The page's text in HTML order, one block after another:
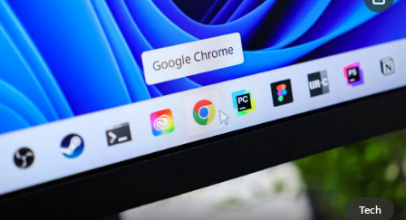
Tech